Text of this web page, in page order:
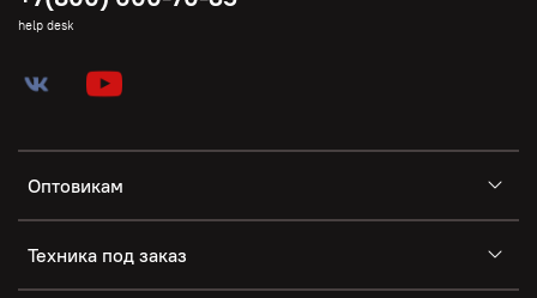
Оптовикам
Техника под заказ
help desk